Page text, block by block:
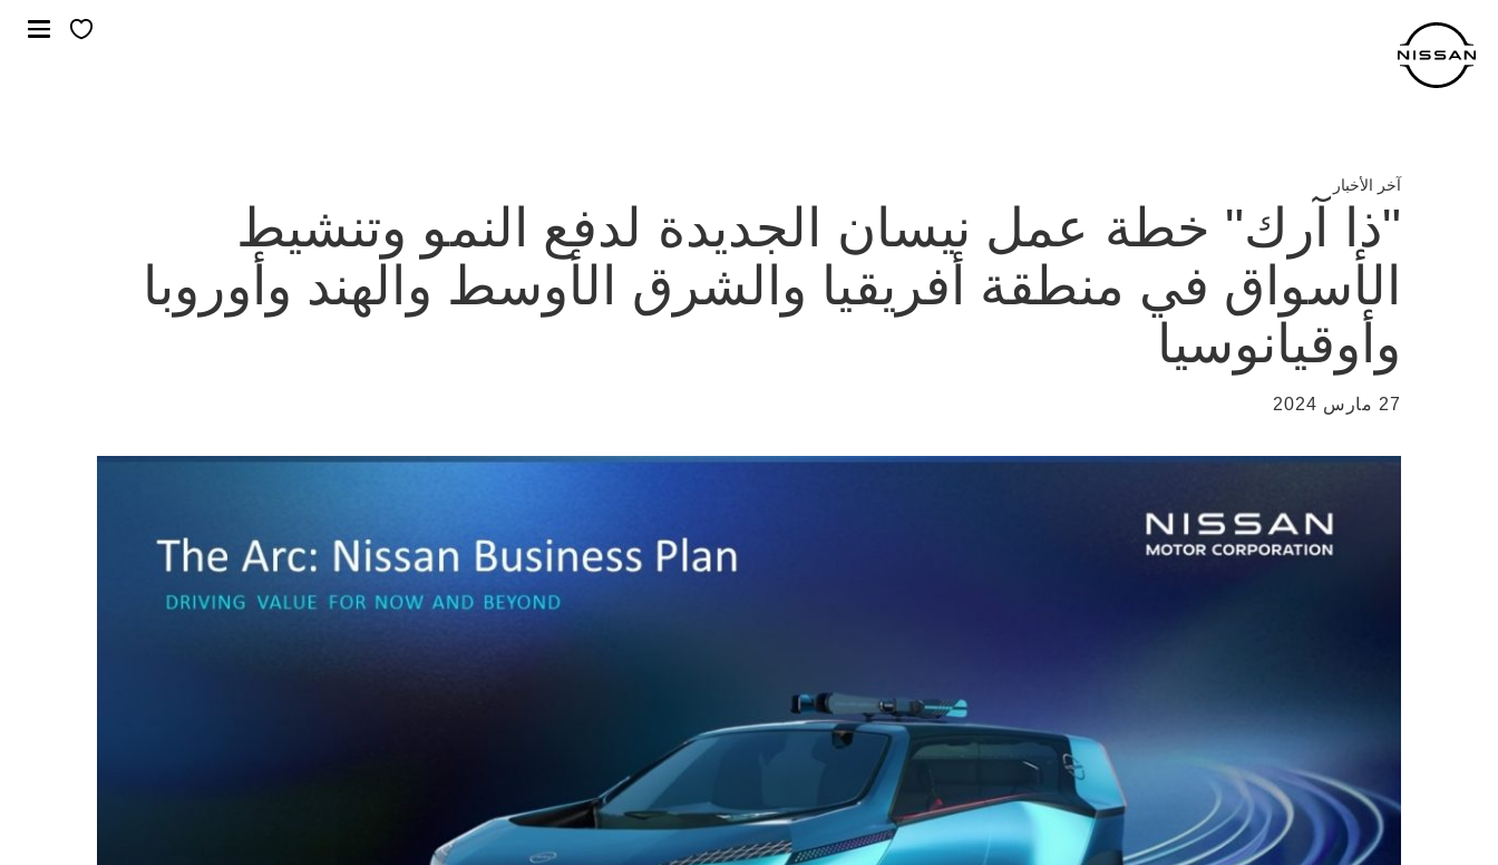
المحتوى
الرئيسي
آخر الأخبار
"ذا آرك" خطة عمل نيسان الجديدة لدفع النمو وتنشيط
الأسواق في منطقة أفريقيا والشرق الأوسط والهند وأوروبا
وأوقيانوسيا
27 مارس 2024